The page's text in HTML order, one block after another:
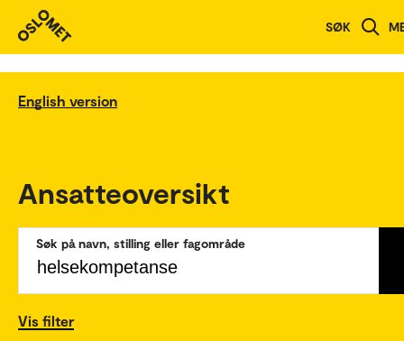
SØK
English version
Ansatteoversikt
Søk på navn, stilling eller fagområde
Vis filter